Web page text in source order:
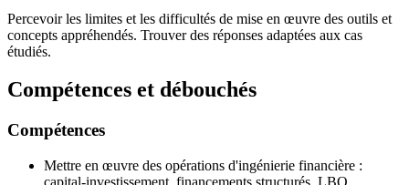
Percevoir les limites et les difficultés de mise en œuvre des outils et
concepts appréhendés. Trouver des réponses adaptées aux cas
étudiés.
Compétences et débouchés
Compétences
Mettre en œuvre des opérations d'ingénierie financière :
capital-investissement, financements structurés, LBO,